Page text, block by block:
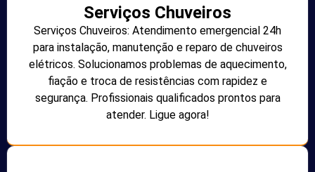
Serviços Chuveiros
Serviços Chuveiros: Atendimento emergencial 24h
para instalação, manutenção e reparo de chuveiros
elétricos. Solucionamos problemas de aquecimento,
fiação e troca de resistências com rapidez e
segurança. Profissionais qualificados prontos para
atender. Ligue agora!